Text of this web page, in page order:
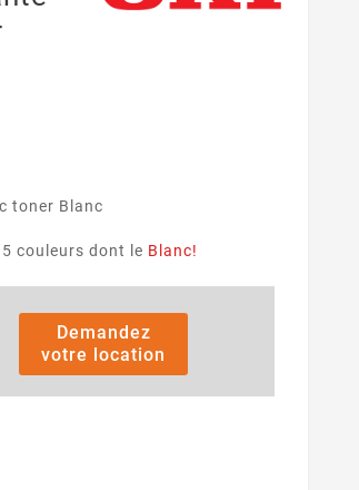
toner Blanc
couleurs dont le Blanc!
Demandez
votre location